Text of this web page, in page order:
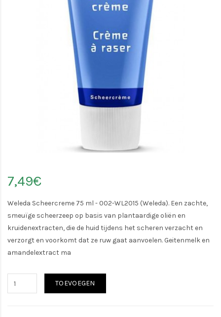
7,49€
Weleda Scheercreme 75 ml - 002-WL2015 (Weleda). Een zachte,
smeuïge scheerzeep op basis van plantaardige oliën en
kruidenextracten, die de huid tijdens het scheren verzacht en
verzorgt en voorkomt dat ze ruw gaat aanvoelen. Geitenmelk en
amandelextract ma
TOEVOEGEN